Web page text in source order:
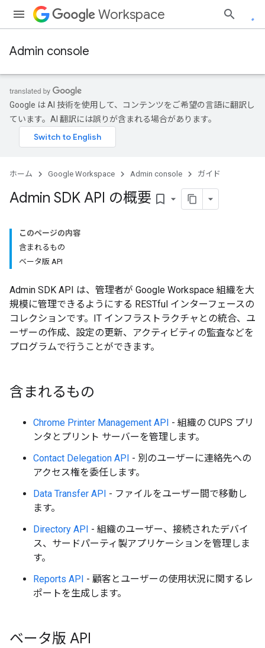
Workspace
Admin console
Google は AI 技術を使用して、コンテンツをご希望の言語に翻訳し
ています。AI 翻訳には誤りが含まれる場合があります。
ホーム Google Workspace Admin console ガイド
Admin SDK API の概要 bookmark_border
このページの内容
含まれるもの
ベータ版 API
Admin SDK API は、管理者が Google Workspace 組織を大
規模に管理できるようにする RESTful インターフェースの
コレクションです。IT インフラストラクチャとの統合、ユ
ーザーの作成、設定の更新、アクティビティの監査などを
プログラムで行うことができます。
含まれるもの
Chrome Printer Management API - 組織の CUPS プリ
ンタとプリント サーバーを管理します。
Contact Delegation API - 別のユーザーに連絡先への
アクセス権を委任します。
Data Transfer API - ファイルをユーザー間で移動し
ます。
Directory API - 組織のユーザー、接続されたデバイ
ス、サードパーティ製アプリケーションを管理しま
す。
Reports API - 顧客とユーザーの使用状況に関するレ
ポートを生成します。
ベータ版 API